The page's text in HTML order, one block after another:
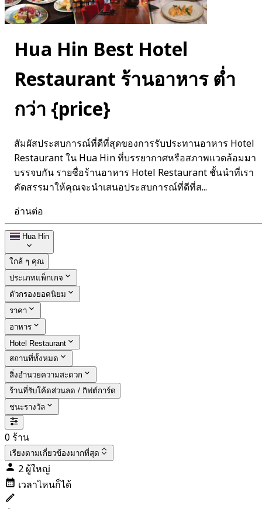
Hua Hin Best Hotel
Restaurant ร้านอาหาร ต่ำ
กว่า {price}
สัมผัสประสบการณ์ที่ดีที่สุดของการรับประทานอาหาร Hotel
Restaurant ใน Hua Hin ที่บรรยากาศหรือสภาพแวดล้อมมา
บรรจบกัน รายชื่อร้านอาหาร Hotel Restaurant ชั้นนำที่เรา
คัดสรรมาให้คุณจะนำเสนอประสบการณ์ที่ดีที่ส...
อ่านต่อ
Hua Hin
ใกล้ ๆ คุณ
ประเภทแพ็กเกจ
ตัวกรองยอดนิยม
ราคา
อาหาร
Hotel Restaurant
สถานที่ทั้งหมด
สิ่งอำนวยความสะดวก
ร้านที่รับโค้ดส่วนลด / กิฟต์การ์ด
ชนะรางวัล
0 ร้าน
เรียงตามเกี่ยวข้องมากที่สุด
2 ผู้ใหญ่
เวลาไหนก็ได้